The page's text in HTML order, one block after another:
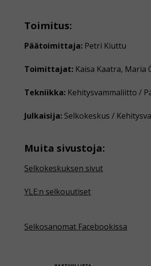
Toimitus:
Päätoimittaja: Petri Kiuttu
Toimittajat: Kaisa Kaatra, Maria
Tekniikka: Kehitysvammaliitto /
Julkaisija: Selkokeskus /
Muita sivustoja:
Selkokeskuksen sivut
YLE:n selkouutiset
Selkosanomat Facebookissa